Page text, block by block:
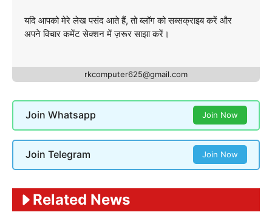
यदि आपको मेरे लेख पसंद आते हैं, तो ब्लॉग को सब्सक्राइब करें और
अपने विचार कमेंट सेक्शन में ज़रूर साझा करें।
rkcomputer625@gmail.com
Join Whatsapp Join Now
Join Telegram Join Now
Related News